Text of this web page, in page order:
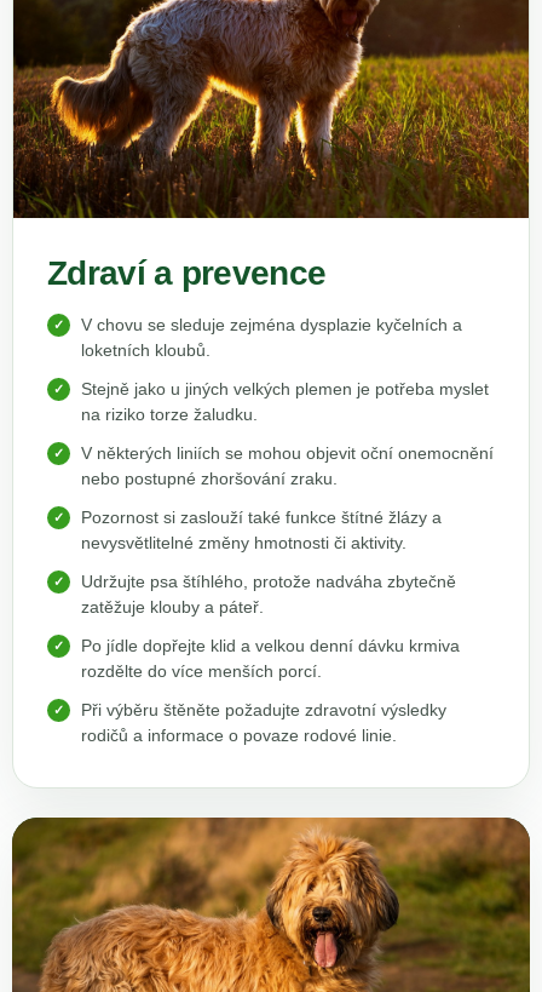
Zdraví a prevence
V chovu se sleduje zejména dysplazie kyčelních a
loketních kloubů.
Stejně jako u jiných velkých plemen je potřeba myslet
na riziko torze žaludku.
V některých liniích se mohou objevit oční onemocnění
nebo postupné zhoršování zraku.
Pozornost si zaslouží také funkce štítné žlázy a
nevysvětlitelné změny hmotnosti či aktivity.
Udržujte psa štíhlého, protože nadváha zbytečně
zatěžuje klouby a páteř.
Po jídle dopřejte klid a velkou denní dávku krmiva
rozdělte do více menších porcí.
Při výběru štěněte požadujte zdravotní výsledky
rodičů a informace o povaze rodové linie.